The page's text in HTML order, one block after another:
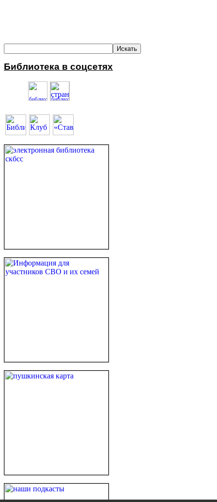
Библиотека в соцсетях